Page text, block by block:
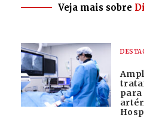
Veja mais sobre
para